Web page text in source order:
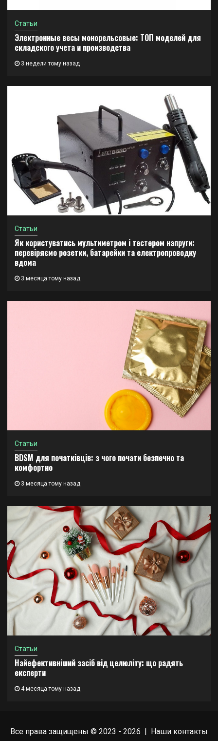
Статьи
Электронные весы монорельсовые: ТОП моделей для
складского учета и производства
3 недели тому назад
Статьи
Як користуватись мультиметром і тестером напруги:
перевіряємо розетки, батарейки та електропроводку
вдома
3 месяца тому назад
Статьи
BDSM для початківців: з чого почати безпечно та
комфортно
3 месяца тому назад
Статьи
Найефективніший засіб від целюліту: що радять
експерти
4 месяца тому назад
Все права защищены © 2023 - 2026 | Наши контакты